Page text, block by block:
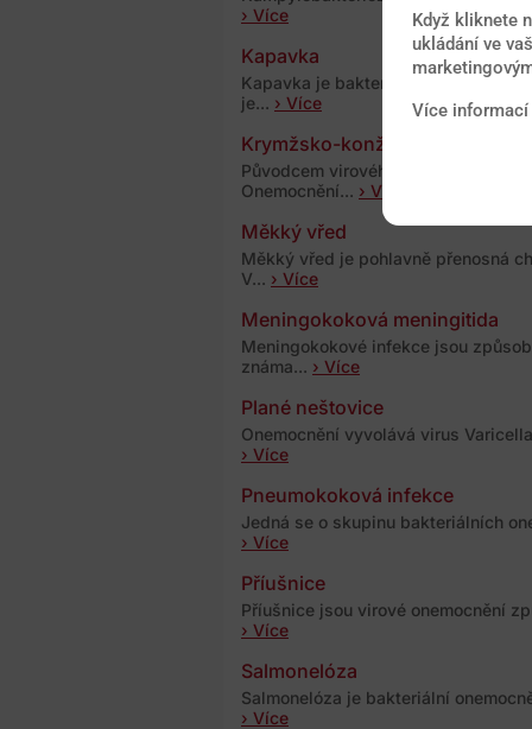
› Více
Kapavka
Kapavka je bakteriální onemocnění
je... › Více
Krymžsko-konžská horečka
Původcem virového onemocnění je
Onemocnění... › Více
Měkký vřed
Měkký vřed je pohlavně přenosná
V... › Více
Meningokoková meningitida
Meningokokové infekce jsou
známa... › Více
Plané neštovice
Onemocnění vyvolává virus
› Více
Pneumokoková infekce
Jedná se o skupinu bakteriálních
› Více
Příušnice
Příušnice jsou virové onemocnění
› Více
Salmonelóza
Salmonelóza je bakteriální
› Více
Když kliknete
ukládání ve
Více